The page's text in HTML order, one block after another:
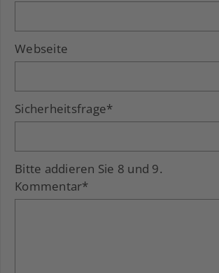
Webseite
Sicherheitsfrage*
Bitte addieren Sie 8 und 9.
Kommentar*